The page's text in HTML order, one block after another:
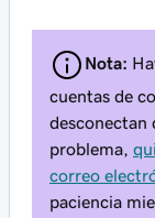
Nota:
cuentas de
desconectan
problema,
correo
paciencia